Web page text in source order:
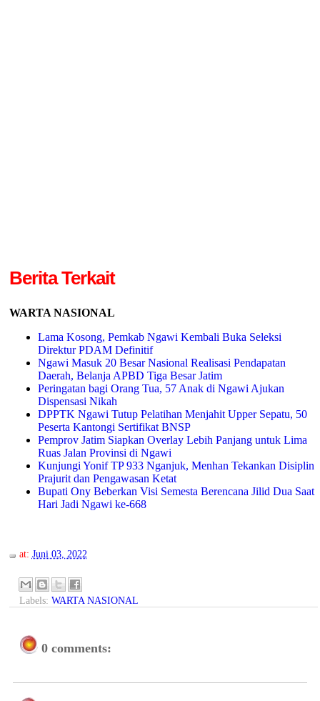
Berita Terkait
WARTA NASIONAL
Lama Kosong, Pemkab Ngawi Kembali Buka Seleksi
Direktur PDAM Definitif
Ngawi Masuk 20 Besar Nasional Realisasi Pendapatan
Daerah, Belanja APBD Tiga Besar Jatim
Peringatan bagi Orang Tua, 57 Anak di Ngawi Ajukan
Dispensasi Nikah
DPPTK Ngawi Tutup Pelatihan Menjahit Upper Sepatu, 50
Peserta Kantongi Sertifikat BNSP
Pemprov Jatim Siapkan Overlay Lebih Panjang untuk Lima
Ruas Jalan Provinsi di Ngawi
Kunjungi Yonif TP 933 Nganjuk, Menhan Tekankan Disiplin
Prajurit dan Pengawasan Ketat
Bupati Ony Beberkan Visi Semesta Berencana Jilid Dua Saat
Hari Jadi Ngawi ke-668
at: Juni 03, 2022
Labels: WARTA NASIONAL
0 comments: